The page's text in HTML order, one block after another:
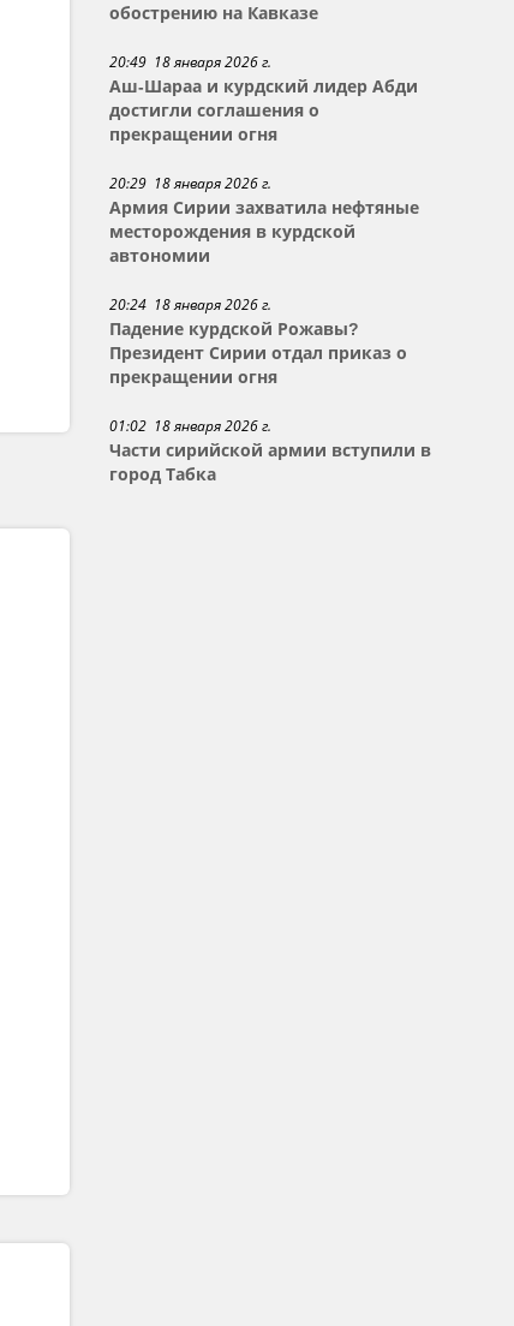
обострению на Кавказе
20:49 18 января 2026 г.
Аш-Шараа и курдский лидер Абди
достигли соглашения о
прекращении огня
20:29 18 января 2026 г.
Армия Сирии захватила нефтяные
месторождения в курдской
автономии
20:24 18 января 2026 г.
Падение курдской Рожавы?
Президент Сирии отдал приказ о
прекращении огня
01:02 18 января 2026 г.
Части сирийской армии вступили в
город Табка